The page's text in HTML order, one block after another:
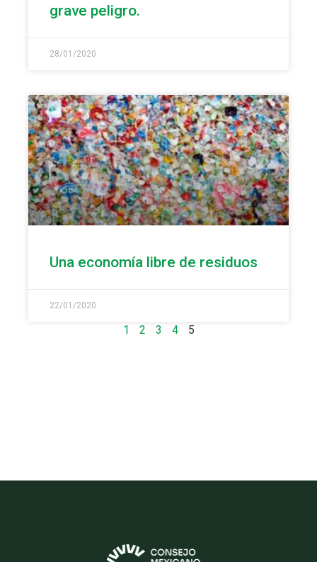
grave peligro.
28/01/2020
Una economía libre de residuos
22/01/2020
1 2 3 4 5